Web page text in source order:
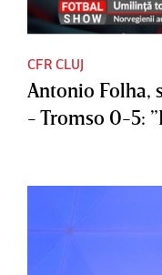
CFR CLUJ
Antonio Folha,
- Tromso 0-5: